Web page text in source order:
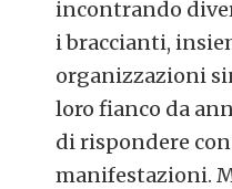
incontrando
i braccianti,
organizzazioni
loro fianco da
di rispondere
manifestazioni.